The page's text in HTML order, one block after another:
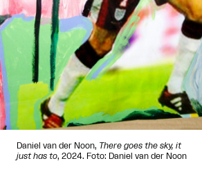
Daniel van der Noon, There goes the sky, it
just has to, 2024. Foto: Daniel van der Noon